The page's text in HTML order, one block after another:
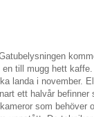
till mugg hett
landa i november.
ett halvår
som behöver